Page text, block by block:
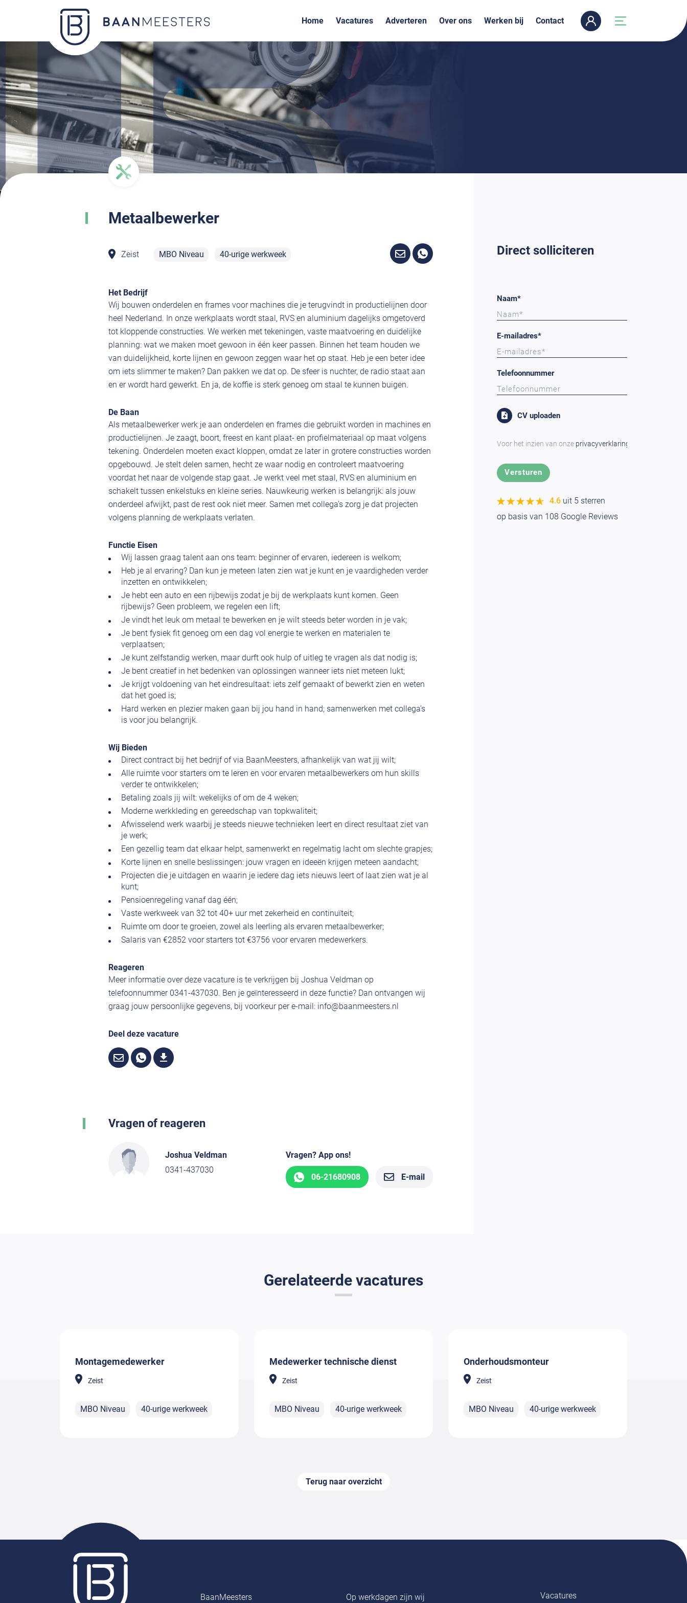
Home Vacatures Adverteren Over ons Werken bij Contact
Metaalbewerker
Zeist MBO Niveau 40-urige werkweek
Het Bedrijf
Wij bouwen onderdelen en frames voor machines die je terugvindt in productielijnen door
heel Nederland. In onze werkplaats wordt staal, RVS en aluminium dagelijks omgetoverd
tot kloppende constructies. We werken met tekeningen, vaste maatvoering en duidelijke
planning: wat we maken moet gewoon in één keer passen. Binnen het team houden we
van duidelijkheid, korte lijnen en gewoon zeggen waar het op staat. Heb je een beter idee
om iets slimmer te maken? Dan pakken we dat op. De sfeer is nuchter, de radio staat aan
en er wordt hard gewerkt. En ja, de koffie is sterk genoeg om staal te kunnen buigen.
De Baan
Als metaalbewerker werk je aan onderdelen en frames die gebruikt worden in machines en
productielijnen. Je zaagt, boort, freest en kant plaat- en profielmateriaal op maat volgens
tekening. Onderdelen moeten exact kloppen, omdat ze later in grotere constructies worden
opgebouwd. Je stelt delen samen, hecht ze waar nodig en controleert maatvoering
voordat het naar de volgende stap gaat. Je werkt veel met staal, RVS en aluminium en
schakelt tussen enkelstuks en kleine series. Nauwkeurig werken is belangrijk: als jouw
onderdeel afwijkt, past de rest ook niet meer. Samen met collega’s zorg je dat projecten
volgens planning de werkplaats verlaten.
Functie Eisen
Wij lassen graag talent aan ons team: beginner of ervaren, iedereen is welkom;
Heb je al ervaring? Dan kun je meteen laten zien wat je kunt en je vaardigheden verder
inzetten en ontwikkelen;
Je hebt een auto en een rijbewijs zodat je bij de werkplaats kunt komen. Geen
rijbewijs? Geen probleem, we regelen een lift;
Je vindt het leuk om metaal te bewerken en je wilt steeds beter worden in je vak;
Je bent fysiek fit genoeg om een dag vol energie te werken en materialen te
verplaatsen;
Je kunt zelfstandig werken, maar durft ook hulp of uitleg te vragen als dat nodig is;
Je bent creatief in het bedenken van oplossingen wanneer iets niet meteen lukt;
Je krijgt voldoening van het eindresultaat: iets zelf gemaakt of bewerkt zien en weten
dat het goed is;
Hard werken en plezier maken gaan bij jou hand in hand; samenwerken met collega’s
is voor jou belangrijk.
Wij Bieden
Direct contract bij het bedrijf of via BaanMeesters, afhankelijk van wat jij wilt;
Alle ruimte voor starters om te leren en voor ervaren metaalbewerkers om hun skills
verder te ontwikkelen;
Betaling zoals jij wilt: wekelijks of om de 4 weken;
Moderne werkkleding en gereedschap van topkwaliteit;
Afwisselend werk waarbij je steeds nieuwe technieken leert en direct resultaat ziet van
je werk;
Een gezellig team dat elkaar helpt, samenwerkt en regelmatig lacht om slechte grapjes;
Korte lijnen en snelle beslissingen: jouw vragen en ideeën krijgen meteen aandacht;
Projecten die je uitdagen en waarin je iedere dag iets nieuws leert of laat zien wat je al
kunt;
Pensioenregeling vanaf dag één;
Vaste werkweek van 32 tot 40+ uur met zekerheid en continuïteit;
Ruimte om door te groeien, zowel als leerling als ervaren metaalbewerker;
Salaris van €2852 voor starters tot €3756 voor ervaren medewerkers.
Reageren
Meer informatie over deze vacature is te verkrijgen bij Joshua Veldman op
telefoonnummer 0341-437030. Ben je geïnteresseerd in deze functie? Dan ontvangen wij
graag jouw persoonlijke gegevens, bij voorkeur per e-mail: info@baanmeesters.nl
Deel deze vacature
Vragen of reageren
Joshua Veldman
0341-437030
Vragen? App ons!
06-21680908 E-mail
Direct solliciteren
Naam*
E-mailadres*
Telefoonnummer
CV uploaden
Voor het inzien van onze privacyverklaring
★★★★★
★★★★★ 4.6 uit 5 sterren
op basis van 108 Google Reviews
Gerelateerde vacatures
Montagemedewerker
Zeist
MBO Niveau 40-urige werkweek
Medewerker technische dienst
Zeist
MBO Niveau 40-urige werkweek
Onderhoudsmonteur
Zeist
MBO Niveau 40-urige werkweek
Terug naar overzicht
BaanMeesters Op werkdagen zijn wij Vacatures